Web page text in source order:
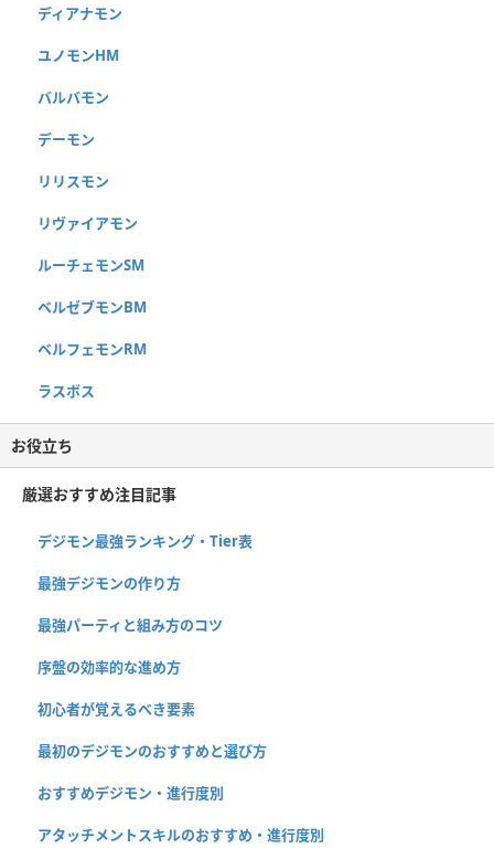
ディアナモン
ユノモンHM
バルバモン
デーモン
リリスモン
リヴァイアモン
ルーチェモンSM
ベルゼブモンBM
ベルフェモンRM
ラスボス
お役立ち
厳選おすすめ注目記事
デジモン最強ランキング・Tier表
最強デジモンの作り方
最強パーティと組み方のコツ
序盤の効率的な進め方
初心者が覚えるべき要素
最初のデジモンのおすすめと選び方
おすすめデジモン・進行度別
アタッチメントスキルのおすすめ・進行度別